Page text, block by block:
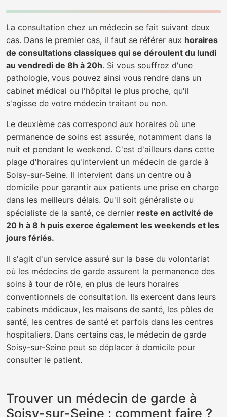
La consultation chez un médecin se fait suivant deux
cas. Dans le premier cas, il faut se référer aux horaires
de consultations classiques qui se déroulent du lundi
au vendredi de 8h à 20h. Si vous souffrez d'une
pathologie, vous pouvez ainsi vous rendre dans un
cabinet médical ou l'hôpital le plus proche, qu'il
s'agisse de votre médecin traitant ou non.
Le deuxième cas correspond aux horaires où une
permanence de soins est assurée, notamment dans la
nuit et pendant le weekend. C'est d'ailleurs dans cette
plage d'horaires qu'intervient un médecin de garde à
Soisy-sur-Seine. Il intervient dans un centre ou à
domicile pour garantir aux patients une prise en charge
dans les meilleurs délais. Qu'il soit généraliste ou
spécialiste de la santé, ce dernier reste en activité de
20 h à 8 h puis exerce également les weekends et les
jours fériés.
Il s'agit d'un service assuré sur la base du volontariat
où les médecins de garde assurent la permanence des
soins à tour de rôle, en plus de leurs horaires
conventionnels de consultation. Ils exercent dans leurs
cabinets médicaux, les maisons de santé, les pôles de
santé, les centres de santé et parfois dans les centres
hospitaliers. Dans certains cas, le médecin de garde
Soisy-sur-Seine peut se déplacer à domicile pour
consulter le patient.
Trouver un médecin de garde à
Soisy-sur-Seine : comment faire ?